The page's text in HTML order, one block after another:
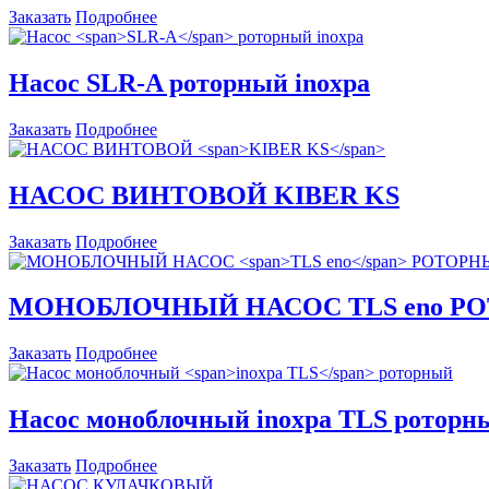
Заказать Подробнее
Насос SLR-A роторный inoxpa
Заказать Подробнее
НАСОС ВИНТОВОЙ KIBER KS
Заказать Подробнее
МОНОБЛОЧНЫЙ НАСОС TLS eno
Заказать Подробнее
Насос моноблочный inoxpa TLS
Заказать Подробнее